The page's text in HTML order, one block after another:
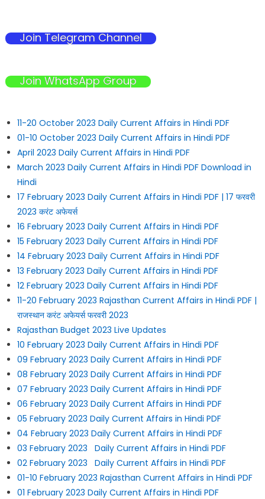
Join Telegram Channel
Join WhatsApp Group
11-20 October 2023 Daily Current Affairs in Hindi PDF
01-10 October 2023 Daily Current Affairs in Hindi PDF
April 2023 Daily Current Affairs in Hindi PDF
March 2023 Daily Current Affairs in Hindi PDF Download in
Hindi
17 February 2023 Daily Current Affairs in Hindi PDF | 17 फरवरी
2023 करंट अफेयर्स
16 February 2023 Daily Current Affairs in Hindi PDF
15 February 2023 Daily Current Affairs in Hindi PDF
14 February 2023 Daily Current Affairs in Hindi PDF
13 February 2023 Daily Current Affairs in Hindi PDF
12 February 2023 Daily Current Affairs in Hindi PDF
11-20 February 2023 Rajasthan Current Affairs in Hindi PDF |
राजस्थान करंट अफेयर्स फरवरी 2023
Rajasthan Budget 2023 Live Updates
10 February 2023 Daily Current Affairs in Hindi PDF
09 February 2023 Daily Current Affairs in Hindi PDF
08 February 2023 Daily Current Affairs in Hindi PDF
07 February 2023 Daily Current Affairs in Hindi PDF
06 February 2023 Daily Current Affairs in Hindi PDF
05 February 2023 Daily Current Affairs in Hindi PDF
04 February 2023 Daily Current Affairs in Hindi PDF
03 February 2023 Daily Current Affairs in Hindi PDF
02 February 2023 Daily Current Affairs in Hindi PDF
01-10 February 2023 Rajasthan Current Affairs in Hindi PDF
01 February 2023 Daily Current Affairs in Hindi PDF